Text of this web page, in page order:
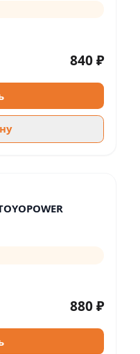
840 ₽
880 ₽